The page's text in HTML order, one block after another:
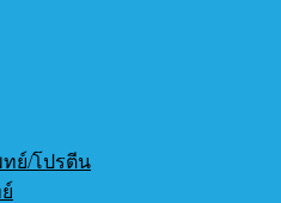
ทย์/โปรตีน